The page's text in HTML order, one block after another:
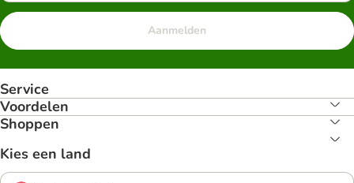
Aanmelden
Service
Voordelen
Shoppen
Kies een land